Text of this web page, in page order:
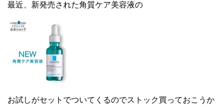
最近、新発売された角質ケア美容液の
お試しがセットでついてくるのでストック買っておこうか